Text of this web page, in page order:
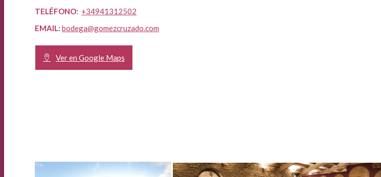
TELÉFONO: +34941312502
EMAIL: bodega@gomezcruzado.com
Ver en Google Maps